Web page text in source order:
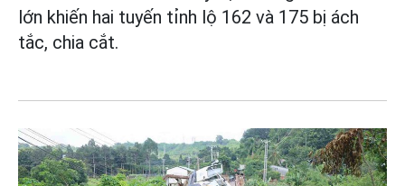
lớn khiến hai tuyến tỉnh lộ 162 và 175 bị ách
tắc, chia cắt.